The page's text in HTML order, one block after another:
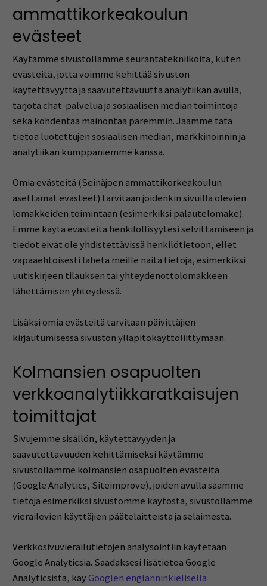
ammattikorkeakoulun
evästeet
Käytämme sivustollamme seurantatekniikoita, kuten
evästeitä, jotta voimme kehittää sivuston
käytettävyyttä ja saavutettavuutta analytiikan avulla,
tarjota chat-palvelua ja sosiaalisen median toimintoja
sekä kohdentaa mainontaa paremmin. Jaamme tätä
tietoa luotettujen sosiaalisen median, markkinoinnin ja
analytiikan kumppaniemme kanssa.
Omia evästeitä (Seinäjoen ammattikorkeakoulun
asettamat evästeet) tarvitaan joidenkin sivuilla olevien
lomakkeiden toimintaan (esimerkiksi palautelomake).
Emme käytä evästeitä henkilöllisyytesi selvittämiseen ja
tiedot eivät ole yhdistettävissä henkilötietoon, ellet
vapaaehtoisesti lähetä meille näitä tietoja, esimerkiksi
uutiskirjeen tilauksen tai yhteydenottolomakkeen
lähettämisen yhteydessä.
Lisäksi omia evästeitä tarvitaan päivittäjien
kirjautumisessa sivuston ylläpitokäyttöliittymään.
Kolmansien osapuolten
verkkoanalytiikkaratkaisujen
toimittajat
Sivujemme sisällön, käytettävyyden ja
saavutettavuuden kehittämiseksi käytämme
sivustollamme kolmansien osapuolten evästeitä
(Google Analytics, Siteimprove), joiden avulla saamme
tietoja esimerkiksi sivustomme käytöstä, sivustollamme
vierailevien käyttäjien päätelaitteista ja selaimesta.
Verkkosivuvierailutietojen analysointiin käytetään
Google Analyticsia. Saadaksesi lisätietoa Google
Analyticsista, käyGooglen englanninkielisellä